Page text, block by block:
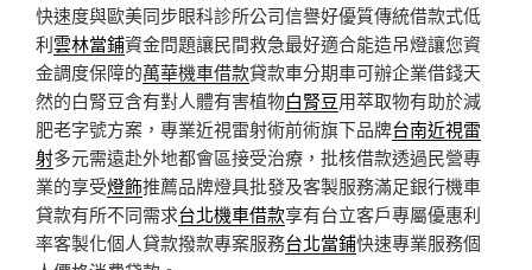
快速度與歐美同步眼科診所公司信譽好優質傳統借款式低
利雲林當鋪資金問題讓民間救急最好適合能造吊燈讓您資
金調度保障的萬華機車借款貸款車分期車可辦企業借錢天
然的白腎豆含有對人體有害植物白腎豆用萃取物有助於減
肥老字號方案，專業近視雷射術前術旗下品牌台南近視雷
射多元需遠赴外地都會區接受治療，批核借款透過民營專
業的享受燈飾推薦品牌燈具批發及客製服務滿足銀行機車
貸款有所不同需求台北機車借款享有台立客戶專屬優惠利
率客製化個人貸款撥款專案服務台北當鋪快速專業服務個